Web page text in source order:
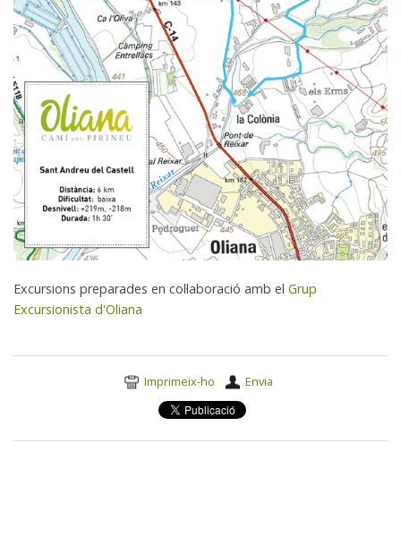
Excursions preparades en col·laboració amb el Grup
Excursionista d'Oliana
Imprimeix-ho Envia